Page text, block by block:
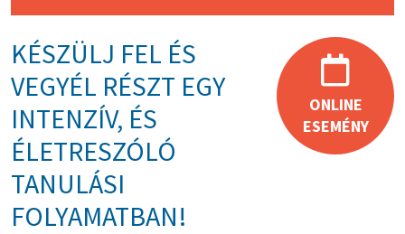
KÉSZÜLJ FEL ÉS
VEGYÉL RÉSZT EGY
INTENZÍV, ÉS
ÉLETRESZÓLÓ
TANULÁSI
FOLYAMATBAN!
ONLINE
ESEMÉNY